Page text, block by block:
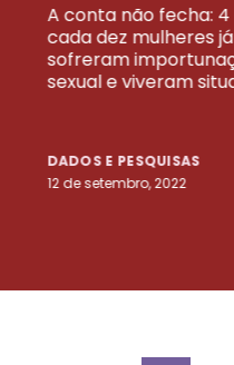
A conta não fecha:
cada dez mulheres já
sofreram
sexual e viveram
DADOS E PESQUISAS
12 de setembro, 2022